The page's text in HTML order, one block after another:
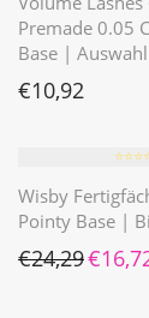
Premade 0.05
Base | Auswahl
€10,92
Wisby
Pointy Base |
€24,29€